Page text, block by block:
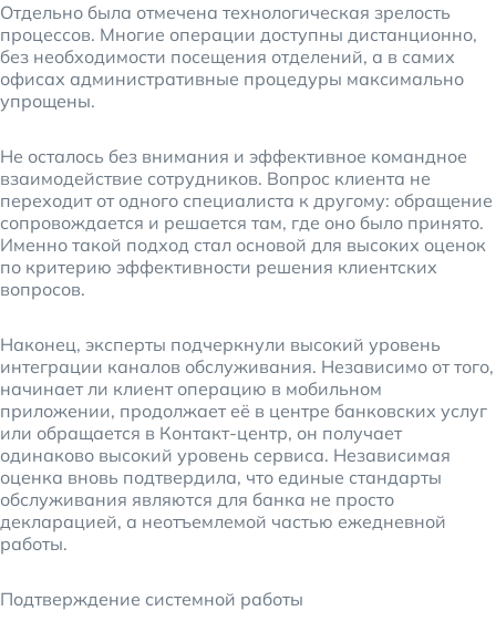
Отдельно была отмечена технологическая зрелость
процессов. Многие операции доступны дистанционно,
без необходимости посещения отделений, а в самих
офисах административные процедуры максимально
упрощены.
Не осталось без внимания и эффективное командное
взаимодействие сотрудников. Вопрос клиента не
переходит от одного специалиста к другому: обращение
сопровождается и решается там, где оно было принято.
Именно такой подход стал основой для высоких оценок
по критерию эффективности решения клиентских
вопросов.
Наконец, эксперты подчеркнули высокий уровень
интеграции каналов обслуживания. Независимо от того,
начинает ли клиент операцию в мобильном
приложении, продолжает её в центре банковских услуг
или обращается в Контакт-центр, он получает
одинаково высокий уровень сервиса. Независимая
оценка вновь подтвердила, что единые стандарты
обслуживания являются для банка не просто
декларацией, а неотъемлемой частью ежедневной
работы.
Подтверждение системной работы